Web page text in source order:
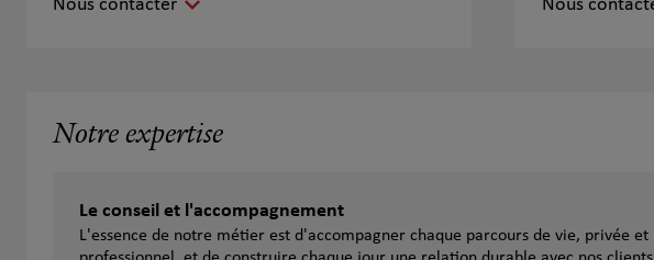
Nous contacter
Nous
Notre expertise
Le conseil et l'accompagnement
L'essence de notre métier est d'accompagner chaque parcours de vie, privée et